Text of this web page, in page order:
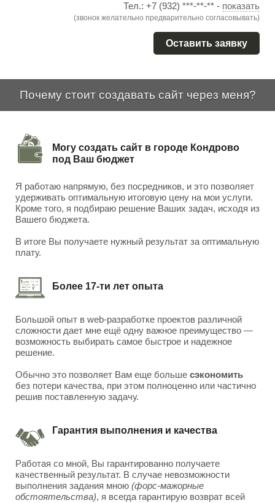
Тел.: +7 (932) ***-**-** - показать
(звонок желательно предварительно согласовывать)
Оставить заявку
Почему стоит создавать сайт через меня?
Могу создать сайт в городе Кондрово
под Ваш бюджет
Я работаю напрямую, без посредников, и это позволяет
удерживать оптимальную итоговую цену на мои услуги.
Кроме того, я подбираю решение Ваших задач, исходя из
Вашего бюджета.
В итоге Вы получаете нужный результат за оптимальную
плату.
Более 17-ти лет опыта
Большой опыт в web-разработке проектов различной
сложности дает мне ещё одну важное преимущество —
возможность выбирать самое быстрое и надежное
решение.
Обычно это позволяет Вам еще больше сэкономить
без потери качества, при этом полноценно или частично
решив поставленную задачу.
Гарантия выполнения и качества
Работая со мной, Вы гарантированно получаете
качественный результат. В случае невозможности
выполнения задания мною (форс-мажорные
обстоятельства), я всегда гарантирую возврат всей